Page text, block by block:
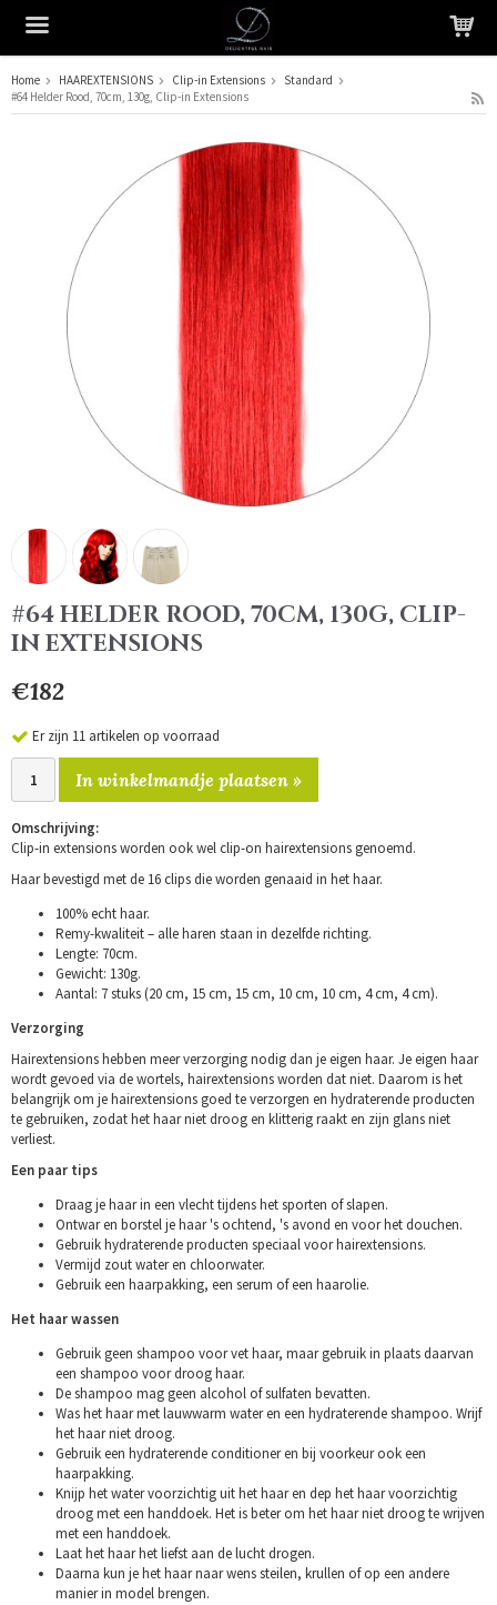
Het product is in je winkelmandje geplaatst
Home HAAREXTENSIONS Clip-in Extensions
Standard
#64 Helder Rood, 70cm, 130g, Clip-in Extensions
#64 HELDER ROOD, 70CM, 130G, CLIP-
IN EXTENSIONS
€182
Er zijn 11 artikelen op voorraad
In winkelmandje plaatsen »
Omschrijving:
Clip-in extensions worden ook wel clip-on hairextensions genoemd.
Haar bevestigd met de 16 clips die worden genaaid in het haar.
100% echt haar.
Remy-kwaliteit – alle haren staan in dezelfde richting.
Lengte: 70cm.
Gewicht: 130g.
Aantal: 7 stuks (20 cm, 15 cm, 15 cm, 10 cm, 10 cm, 4 cm, 4 cm).
Verzorging
Hairextensions hebben meer verzorging nodig dan je eigen haar. Je eigen haar
wordt gevoed via de wortels, hairextensions worden dat niet. Daarom is het
belangrijk om je hairextensions goed te verzorgen en hydraterende producten
te gebruiken, zodat het haar niet droog en klitterig raakt en zijn glans niet
verliest.
Een paar tips
Draag je haar in een vlecht tijdens het sporten of slapen.
Ontwar en borstel je haar 's ochtend, 's avond en voor het douchen.
Gebruik hydraterende producten speciaal voor hairextensions.
Vermijd zout water en chloorwater.
Gebruik een haarpakking, een serum of een haarolie.
Het haar wassen
Gebruik geen shampoo voor vet haar, maar gebruik in plaats daarvan
een shampoo voor droog haar.
De shampoo mag geen alcohol of sulfaten bevatten.
Was het haar met lauwwarm water en een hydraterende shampoo. Wrijf
het haar niet droog.
Gebruik een hydraterende conditioner en bij voorkeur ook een
haarpakking.
Knijp het water voorzichtig uit het haar en dep het haar voorzichtig
droog met een handdoek. Het is beter om het haar niet droog te wrijven
met een handdoek.
Laat het haar het liefst aan de lucht drogen.
Daarna kun je het haar naar wens steilen, krullen of op een andere
manier in model brengen.